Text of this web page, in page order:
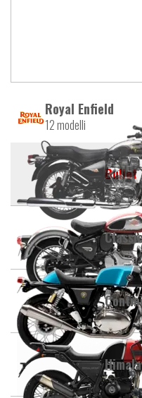
Royal Enfield
12 modelli
Bullet